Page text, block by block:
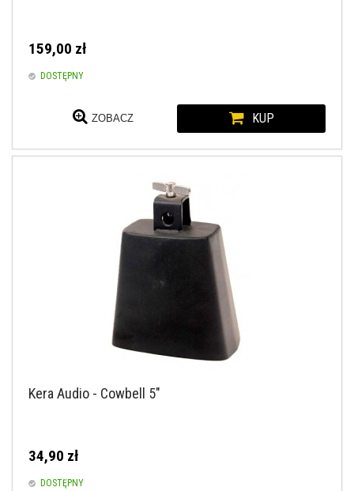
159,00 zł
DOSTĘPNY
ZOBACZ KUP
Kera Audio - Cowbell 5"
34,90 zł
DOSTĘPNY